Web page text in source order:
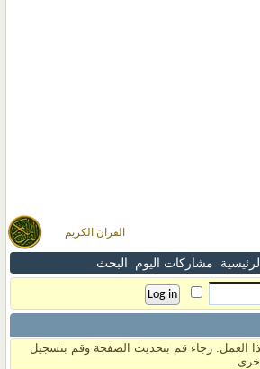
القران الكريم
مشاركات اليوم البحث
العمل. رجاء قم بتحديث الصفحة وقم بتسجيل